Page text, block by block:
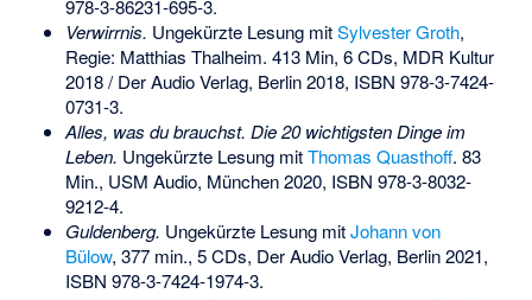
978-3-86231-695-3.
Verwirrnis. Ungekürzte Lesung mitSylvester Groth,
Regie: Matthias Thalheim. 413 Min, 6 CDs, MDR Kultur
2018 / Der Audio Verlag, Berlin 2018, ISBN 978-3-7424-
0731-3.
Alles, was du brauchst. Die 20 wichtigsten Dinge im
Leben. Ungekürzte Lesung mitThomas Quasthoff. 83
Min., USM Audio, München 2020, ISBN 978-3-8032-
9212-4.
Guldenberg. Ungekürzte Lesung mitJohann von
Bülow, 377 min., 5 CDs, Der Audio Verlag, Berlin 2021,
ISBN 978-3-7424-1974-3.